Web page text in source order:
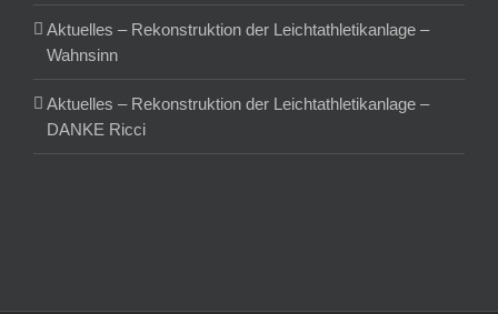
Aktuelles – Rekonstruktion der Leichtathletikanlage –
Wahnsinn
Aktuelles – Rekonstruktion der Leichtathletikanlage –
DANKE Ricci